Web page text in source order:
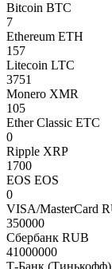
Bitcoin BTC
7
Ethereum ETH
157
Litecoin LTC
3751
Monero XMR
105
Ether Classic ETC
0
Ripple XRP
1700
EOS EOS
0
VISA/MasterCard
350000
Сбербанк RUB
41000000
Т-Банк